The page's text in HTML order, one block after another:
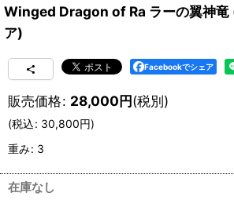
Winged Dragon of Ra ラーの翼神竜
ア)
Facebookでシェア
販売価格: 28,000円(税別)
(税込: 30,800円)
重み: 3
在庫なし